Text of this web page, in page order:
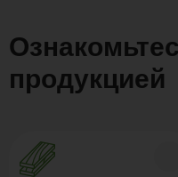
продукцией